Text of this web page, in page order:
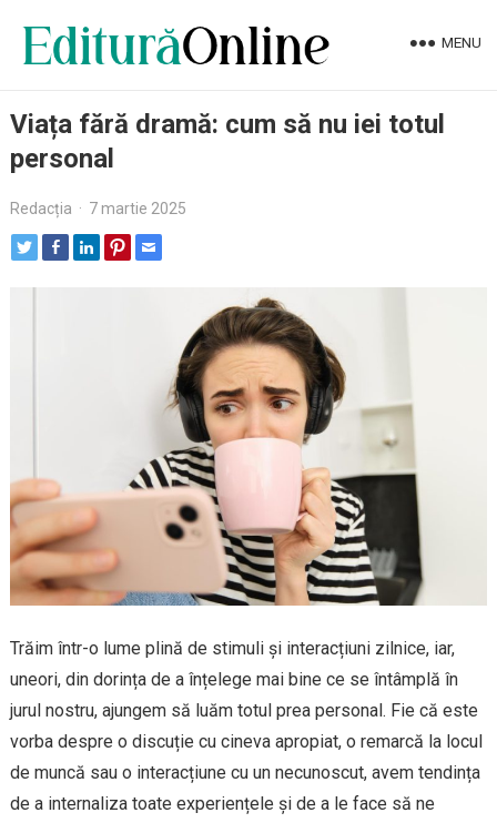
MENU
Viața fără dramă: cum să nu iei totul
personal
Redacția · 7 martie 2025
Trăim într-o lume plină de stimuli și interacțiuni zilnice, iar,
uneori, din dorința de a înțelege mai bine ce se întâmplă în
jurul nostru, ajungem să luăm totul prea personal. Fie că este
vorba despre o discuție cu cineva apropiat, o remarcă la locul
de muncă sau o interacțiune cu un necunoscut, avem tendința
de a internaliza toate experiențele și de a le face să ne